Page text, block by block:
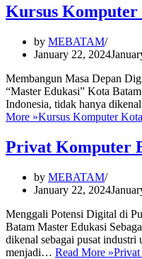
Kursus
by MEBATAM
January 22, 2024
Membangun Masa Depan
“Master Edukasi” Kota
Indonesia, tidak hanya
More »Kursus Komputer
Privat Komputer
by MEBATAM
January 22, 2024
Menggali Potensi Digital di
Batam Master Edukasi
dikenal sebagai pusat industri
menjadi… Read More »